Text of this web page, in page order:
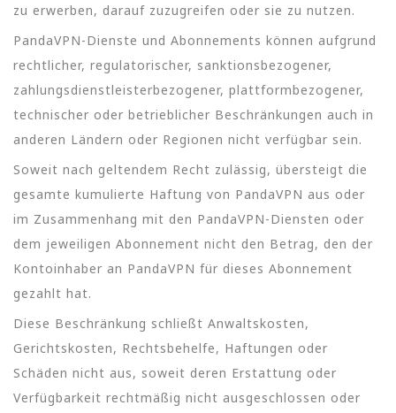
zu erwerben, darauf zuzugreifen oder sie zu nutzen.
PandaVPN-Dienste und Abonnements können aufgrund
rechtlicher, regulatorischer, sanktionsbezogener,
zahlungsdienstleisterbezogener, plattformbezogener,
technischer oder betrieblicher Beschränkungen auch in
anderen Ländern oder Regionen nicht verfügbar sein.
Soweit nach geltendem Recht zulässig, übersteigt die
gesamte kumulierte Haftung von PandaVPN aus oder
im Zusammenhang mit den PandaVPN-Diensten oder
dem jeweiligen Abonnement nicht den Betrag, den der
Kontoinhaber an PandaVPN für dieses Abonnement
gezahlt hat.
Diese Beschränkung schließt Anwaltskosten,
Gerichtskosten, Rechtsbehelfe, Haftungen oder
Schäden nicht aus, soweit deren Erstattung oder
Verfügbarkeit rechtmäßig nicht ausgeschlossen oder